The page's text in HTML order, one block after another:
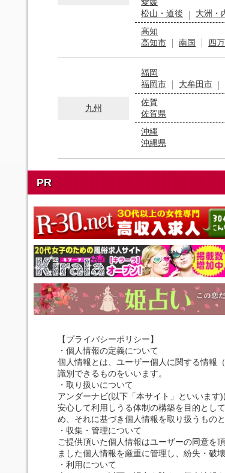
愛媛
松山・道後
大洲・
高知
高知市
南国 四
九州
福岡
福岡市
大牟田市
佐賀
佐賀県
沖縄
沖縄県
PR
【プライバシーポリシー】
・個人情報の定義について
個人情報とは、ユーザー個人に関する情報
識別できるものをいいます。
・取り扱いについて
アンダーナビ(以下「本サイト」といいま
安心して利用しうる体制の構築を目的とし
め、それに基づき個人情報を取り扱うものと
・収集・管理について
ご提供頂いた個人情報はユーザーの同意を
ました個人情報を厳重に管理し、紛失・破
・利用について